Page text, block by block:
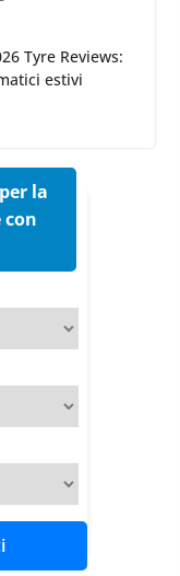
2026: due
tecnico del
RS: per
gomma semi-
4 S – Test
D350 HST
15 min read
la